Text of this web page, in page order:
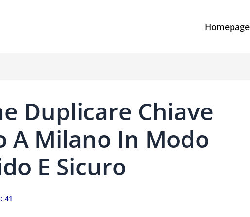
Homepage
Duplicare Chiave
A Milano In Modo
E Sicuro
41